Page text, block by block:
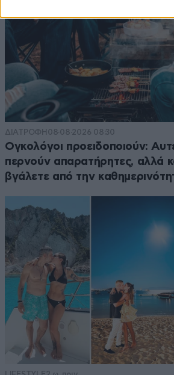
ΔΙΑΤΡΟΦΗ 08·08·2026 08:30
Ογκολόγοι προειδοποιούν:
περνούν απαρατήρητες, αλλά
βγάλετε από την